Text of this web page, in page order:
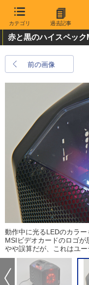
カテゴリ 過去記事
赤と黒のハイスペッ
前の画像
動作中に光るLEDのカラ
MSIビデオカードのロゴ
やや誤算だが、これはユ